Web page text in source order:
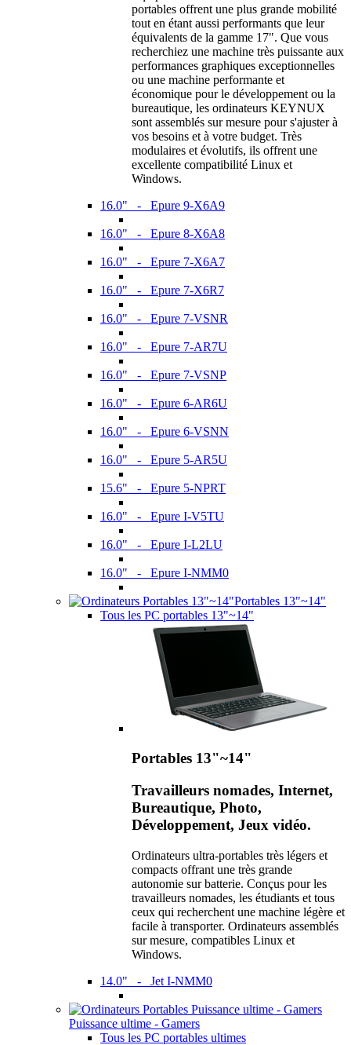
portables offrent une plus grande mobilité
tout en étant aussi performants que leur
équivalents de la gamme 17". Que vous
recherchiez une machine très puissante aux
performances graphiques exceptionnelles
ou une machine performante et
économique pour le développement ou la
bureautique, les ordinateurs KEYNUX
sont assemblés sur mesure pour s'ajuster à
vos besoins et à votre budget. Très
modulaires et évolutifs, ils offrent une
excellente compatibilité Linux et
Windows.
16.0" - Epure 9-X6A9
16.0" - Epure 8-X6A8
16.0" - Epure 7-X6A7
16.0" - Epure 7-X6R7
16.0" - Epure 7-VSNR
16.0" - Epure 7-AR7U
16.0" - Epure 7-VSNP
16.0" - Epure 6-AR6U
16.0" - Epure 6-VSNN
16.0" - Epure 5-AR5U
15.6" - Epure 5-NPRT
16.0" - Epure I-V5TU
16.0" - Epure I-L2LU
16.0" - Epure I-NMM0
Portables 13"~14"
Tous les PC portables 13"~14"
Portables 13"~14"
Travailleurs nomades, Internet,
Bureautique, Photo,
Développement, Jeux vidéo.
Ordinateurs ultra-portables très légers et
compacts offrant une très grande
autonomie sur batterie. Conçus pour les
travailleurs nomades, les étudiants et tous
ceux qui recherchent une machine légère et
facile à transporter. Ordinateurs assemblés
sur mesure, compatibles Linux et
Windows.
14.0" - Jet I-NMM0
Puissance ultime - Gamers
Tous les PC portables ultimes